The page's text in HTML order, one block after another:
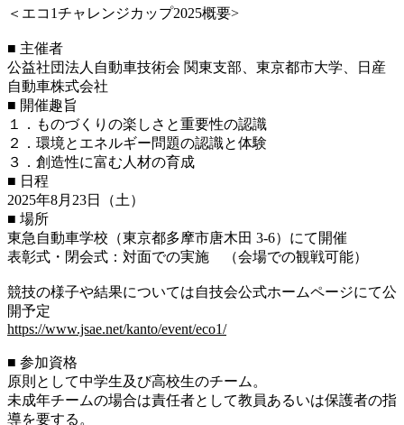
＜エコ1チャレンジカップ2025概要>
■ 主催者
公益社団法人自動車技術会 関東支部、東京都市大学、日産
自動車株式会社
■ 開催趣旨
１．ものづくりの楽しさと重要性の認識
２．環境とエネルギー問題の認識と体験
３．創造性に富む人材の育成
■ 日程
2025年8月23日（土）
■ 場所
東急自動車学校（東京都多摩市唐木田 3-6）にて開催
表彰式・閉会式：対面での実施 （会場での観戦可能）
競技の様子や結果については自技会公式ホームページにて公
開予定
https://www.jsae.net/kanto/event/eco1/
■ 参加資格
原則として中学生及び高校生のチーム。
未成年チームの場合は責任者として教員あるいは保護者の指
導を要する。